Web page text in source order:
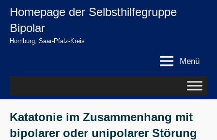
springen
Zum
springen
Homepage der Selbsthilfegruppe
Bipolar
Homburg, Saar-Pfalz-Kreis
Menü
Katatonie im Zusammenhang mit
bipolarer oder unipolarer Störung